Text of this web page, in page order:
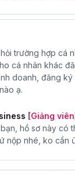
trường hợp cá
cá nhân khác
doanh, đăng ký
ạ.
[Giảng
hồ sơ này có
nộp nhé, ko cần